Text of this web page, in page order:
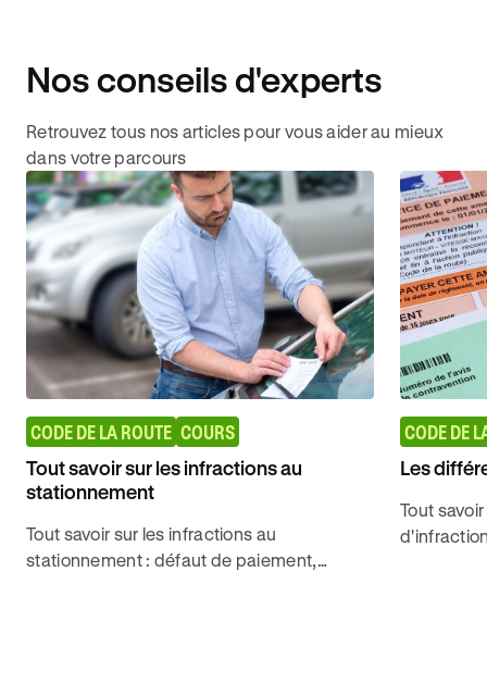
Nos conseils d'experts
Retrouvez tous nos articles pour vous aider au mieux
dans votre parcours
CODE DE LA ROUTE COURS
Tout savoir sur les infractions au
stationnement
Tout savoir sur les infractions au
stationnement : défaut de paiement,
CODE DE
Les
Tout